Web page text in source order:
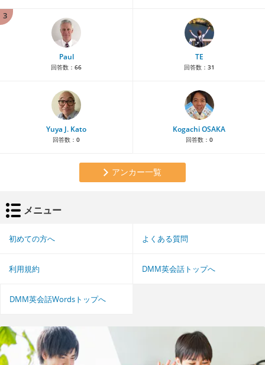
3
Paul
回答数： 66
TE
回答数： 31
Yuya J. Kato
回答数： 0
Kogachi OSAKA
回答数： 0
アンカー一覧
メニュー
初めての方へ よくある質問
利用規約 DMM英会話トップへ
DMM英会話Wordsトップへ